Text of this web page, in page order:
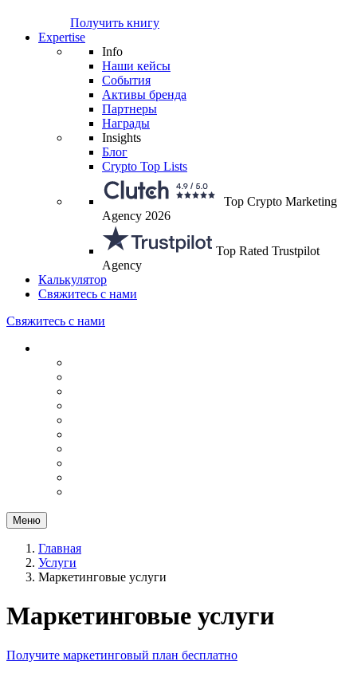
Получить книгу
Expertise
Info
Наши кейсы
События
Активы бренда
Партнеры
Награды
Insights
Блог
Crypto Top Lists
Top Crypto Marketing
Agency 2026
Top Rated Trustpilot
Agency
Калькулятор
Свяжитесь с нами
Свяжитесь с нами
Меню
Главная
Услуги
Маркетинговые услуги
Маркетинговые услуги
Получите маркетинговый план бесплатно